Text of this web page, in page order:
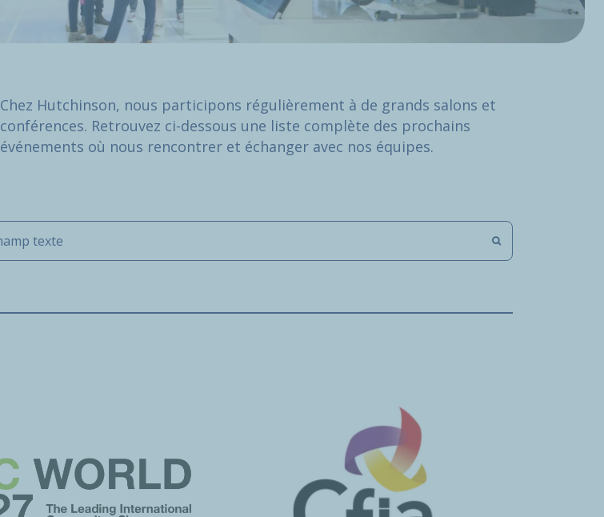
Chez Hutchinson, nous participons régulièrement à de grands salons et
conférences. Retrouvez ci-dessous une liste complète des prochains
événements où nous rencontrer et échanger avec nos équipes.